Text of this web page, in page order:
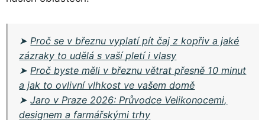
➤Proč se v březnu vyplatí pít čaj z kopřiv a jaké
zázraky to udělá s vaší pletí i vlasy
➤Proč byste měli v březnu větrat přesně 10 minut
a jak to ovlivní vlhkost ve vašem domě
➤Jaro v Praze 2026: Průvodce Velikonocemi,
designem a farmářskými trhy